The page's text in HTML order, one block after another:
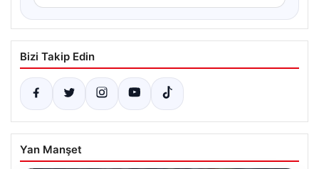
Bizi Takip Edin
Yan Manşet